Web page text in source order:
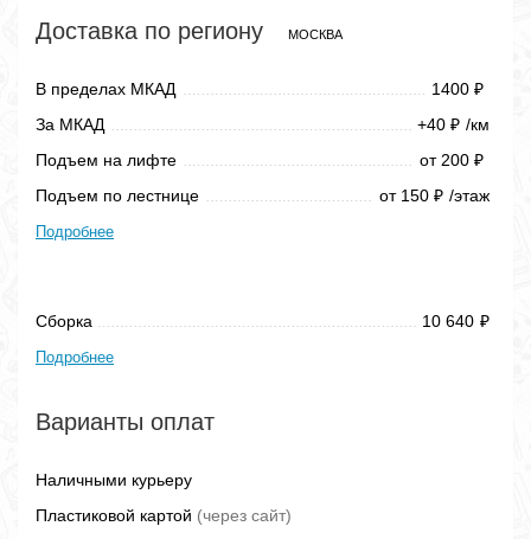
Доставка по региону МОСКВА
В пределах МКАД 1400 ₽
За МКАД +40 ₽ /км
Подъем на лифте
от 200 ₽
Подъем по лестнице от 150 ₽ /этаж
Подробнее
Сборка 10 640 ₽
Подробнее
Варианты оплат
Наличными курьеру
Пластиковой картой (через сайт)